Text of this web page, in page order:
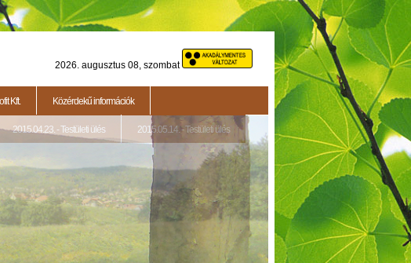
2026. augusztus 08, szombat
Kft. Közérdekű információk
2015.04.23. - Testületi ülés 2015.05.14. - Testületi ülés